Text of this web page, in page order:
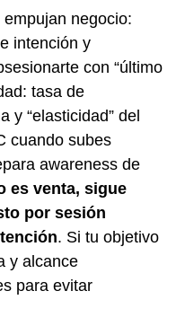
negocio:
intención y
con “último
tasa de
y “elasticidad” del
cuando subes
awareness de
es venta, sigue
por sesión
. Si tu objetivo
y alcance
para evitar